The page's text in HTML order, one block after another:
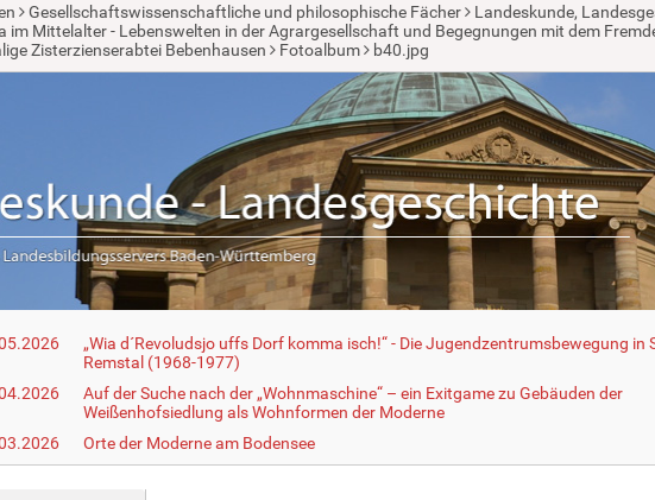
Gesellschaftswissenschaftliche und philosophische Fächer Landeskunde,
im Mittelalter - Lebenswelten in der Agrargesellschaft und Begegnungen mit dem
Zisterzienserabtei Bebenhausen
Fotoalbum b40.jpg
„Wia d´Revoludsjo uffs Dorf komma isch!“ - Die Jugendzentrumsbewegung in
Remstal (1968-1977)
Auf der Suche nach der „Wohnmaschine“ – ein Exitgame zu Gebäuden der
Weißenhofsiedlung als Wohnformen der Moderne
Orte der Moderne am Bodensee